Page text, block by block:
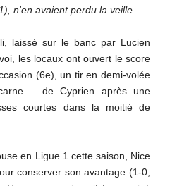
n'en avaient perdu la veille.
laissé sur le banc par Lucien
les locaux ont ouvert le score
(6e), un tir en demi-volée
– de Cyprien après une
courtes dans la moitié de
en Ligue 1 cette saison, Nice
conserver son avantage (1-0,